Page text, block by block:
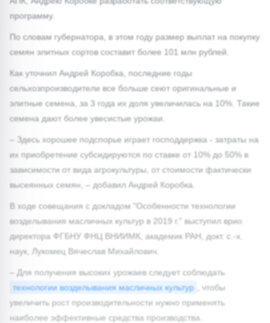
программу.
По словам губернатора, в этом году размер выплат на покупку
семян элитных сортов составит более 101 млн рублей.
Как уточнил Андрей Коробка, последние годы
сельхозпроизводители все больше сеют оригинальные и
элитные семена, за 3 года их доля увеличилась на 10%. Такие
семена дают более увесистые урожаи.
– Здесь хорошее подспорье играет господдержка - затраты на
их приобретение субсидируются по ставке от 10% до 50% в
зависимости от вида агрокультуры, от стоимости фактически
высеянных семян, – добавил Андрей Коробка.
В ходе совещания с докладом "Особенности технологии
возделывания масличных культур в 2019 г." выступил врио
директора ФГБНУ ФНЦ ВНИИМК, академик РАН, докт. с.-х.
наук, Лукомец Вячеслав Михайлович.
– Для получения высоких урожаев следует соблюдать
технологии возделывания масличных культур
, чтобы
увеличить рост производительности нужно применять
наиболее эффективные средства производства.